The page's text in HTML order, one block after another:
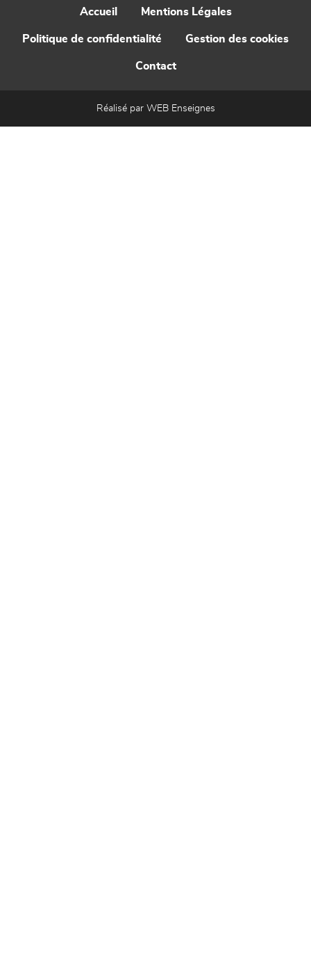
Accueil Mentions Légales
Politique de confidentialité Gestion des cookies
Contact
Réalisé par WEB Enseignes